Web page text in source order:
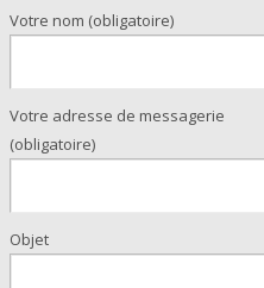
Votre nom (obligatoire)
Votre adresse de messagerie
(obligatoire)
Objet